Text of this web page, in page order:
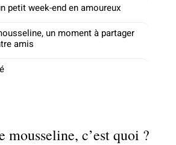
petit week-end en amoureux
un moment à partager
amis
mousseline, c’est quoi ?